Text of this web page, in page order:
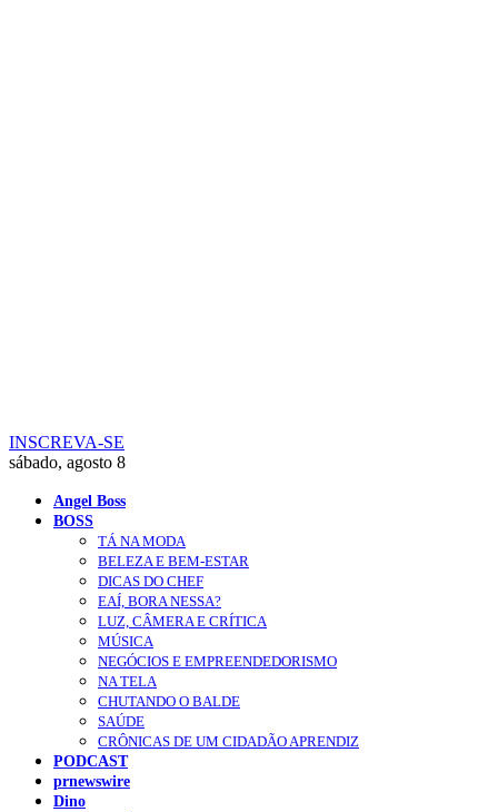
INSCREVA-SE
sábado, agosto 8
Angel Boss
BOSS
TÁ NA MODA
BELEZA E BEM-ESTAR
DICAS DO CHEF
EAÍ, BORA NESSA?
LUZ, CÂMERA E CRÍTICA
MÚSICA
NEGÓCIOS E EMPREENDEDORISMO
NA TELA
CHUTANDO O BALDE
SAÚDE
CRÔNICAS DE UM CIDADÃO APRENDIZ
PODCAST
prnewswire
Dino